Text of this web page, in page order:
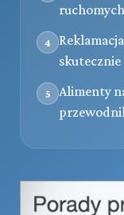
ruchomych
4
5
Alimenty